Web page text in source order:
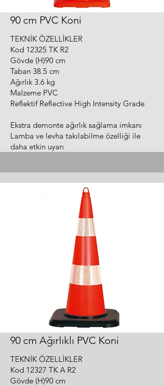
90 cm PVC Koni
TEKNİK ÖZELLİKLER
Kod 12325 TK R2
Gövde (H)90 cm
Taban 38.5 cm
Ağırlık 3.6 kg
Malzeme PVC
Reflektif Reflective High Intensity Grade
Ekstra demonte ağırlık sağlama imkanı
Lamba ve levha takılabilme özelliği ile
daha etkin uyarı
90 cm Ağırlıklı PVC Koni
TEKNİK ÖZELLİKLER
Kod 12327 TK A R2
Gövde (H)90 cm